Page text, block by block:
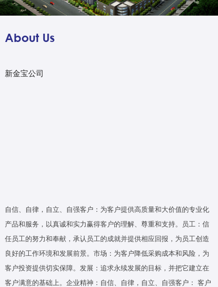
About Us
新金宝公司
自信、自律，自立、自强客户：为客户提供高质量和大价值的专业化
产品和服务，以真诚和实力赢得客户的理解、尊重和支持。员工：信
任员工的努力和奉献，承认员工的成就并提供相应回报，为员工创造
良好的工作环境和发展前景。市场：为客户降低采购成本和风险，为
客户投资提供切实保障。发展：追求永续发展的目标，并把它建立在
客户满意的基础上。企业精神：自信、自律，自立、自强客户： 客户